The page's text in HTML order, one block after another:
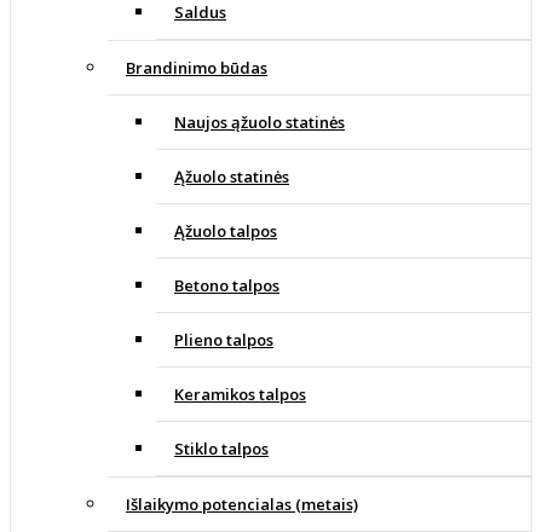
Saldus
Brandinimo būdas
Naujos ąžuolo statinės
Ąžuolo statinės
Ąžuolo talpos
Betono talpos
Plieno talpos
Keramikos talpos
Stiklo talpos
Išlaikymo potencialas (metais)